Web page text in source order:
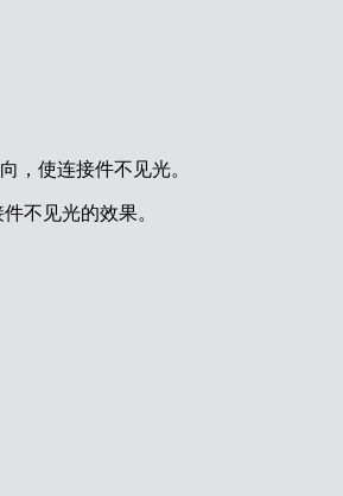
使连接件不见光。
不见光的效果。